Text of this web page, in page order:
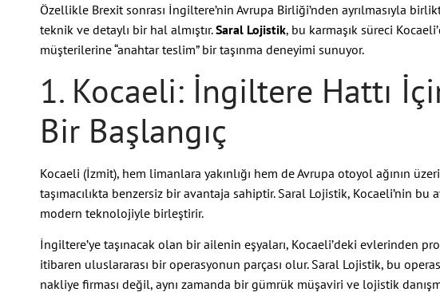
Özellikle Brexit sonrası İngiltere’nin Avrupa Birliği’nden ayrılmasıyla
teknik ve detaylı bir hal almıştır.Saral Lojistik, bu karmaşık süreci
müşterilerine “anahtar teslim” bir taşınma deneyimi sunuyor.
1. Kocaeli: İngiltere Hattı
Bir Başlangıç
Kocaeli (İzmit), hem limanlara yakınlığı hem de Avrupa otoyol ağının
taşımacılıkta benzersiz bir avantaja sahiptir. Saral Lojistik, Kocaeli’nin bu
modern teknolojiyle birleştirir.
İngiltere’ye taşınacak olan bir ailenin eşyaları, Kocaeli’deki evlerinden
itibaren uluslararası bir operasyonun parçası olur. Saral Lojistik, bu
nakliye firması değil, aynı zamanda bir gümrük müşaviri ve lojistik